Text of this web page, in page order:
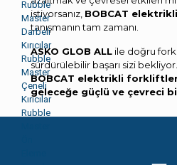
Rubble
Master
Darbeli
Kırıcılar
Rubble
Master
Çeneli
Kırıcılar
Rubble
istiyorsanız, BOBCAT
tanışmanın tam zamanı.
ASKO GLOB ALL ile doğru
sürdürülebilir başarı sizi bekliyor.
BOBCAT elektrikli
geleceğe güçlü ve çevreci